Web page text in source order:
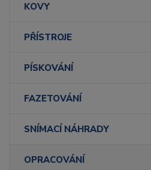
KOVY
PŘÍSTROJE
PÍSKOVÁNÍ
FAZETOVÁNÍ
SNÍMACÍ NÁHRADY
OPRACOVÁNÍ